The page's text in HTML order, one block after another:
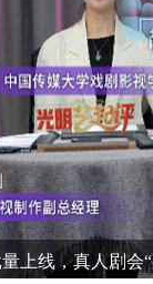
线，真人剧会“死